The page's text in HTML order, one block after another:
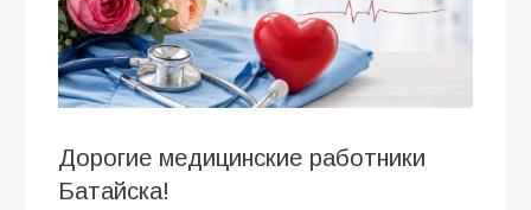
Дорогие медицинские работники
Батайска!